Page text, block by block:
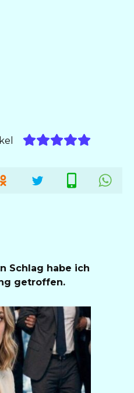
Schlag habe ich
getroffen.